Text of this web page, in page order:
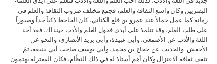
البصريين وكان واسع الثقافة والعلم، فجمع مختلف ضروب الثقافة والعلم في
زمانه كما عمل جمالاً عند عمرو بن قلع الكناني، كان الجاحظ ذكياً جداً وصبوراً
على طلب العلم، وقد تتلمذ على أيدي فحول العلم والأدب حينذاك، فقد أخذ
اللغة والأدب عن الأصمعي، وأبي عبيدة، وأبي يزيد الأنصاري، والنحو عن
الأخفش، والحديث عن حجاج بن محمد، وأبي يوسف صاحب أبي حنيفة، ثمّ
تثقف ثقافة الاعتزال وكان أهم أستاذ له في ذلك النظّام، فكان المعتزلة يهتمون